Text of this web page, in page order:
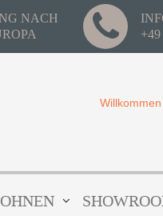
NACH